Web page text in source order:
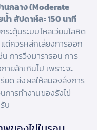
นกลาง (Moderate
ำ สัปดาห์ละ 150 นาที
ะตุ้นระบบไหลเวียนโลหิต
ต่ควรหลีกเลี่ยงการออก
การวิ่งมาราธอน การ
ยล้าเกินไป เพราะจะ
รียด ส่งผลให้สมองสั่งการ
ารทำงานของรังไข่
บ